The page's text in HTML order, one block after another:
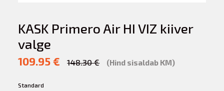
KASK Primero Air HI VIZ kiiver
valge
109.95 € 148.30 € (Hind sisaldab KM)
Standard